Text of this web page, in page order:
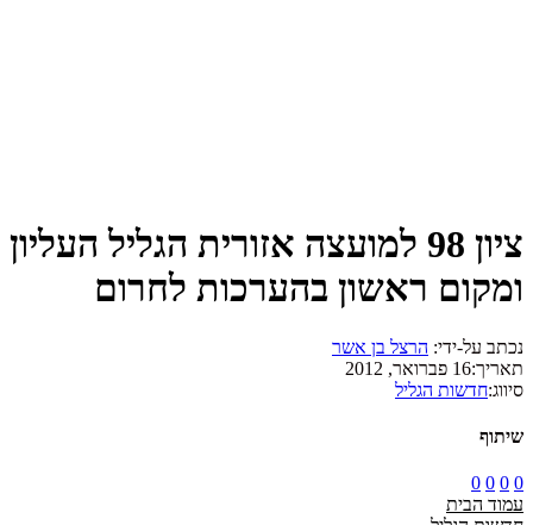
ציון 98 למועצה אזורית הגליל העליון
ומקום ראשון בהערכות לחרום
נכתב על-ידי: הרצל בן אשר
תאריך:16 פברואר, 2012
סיווג:חדשות הגליל
שיתוף
0
0
0
0
עמוד הבית